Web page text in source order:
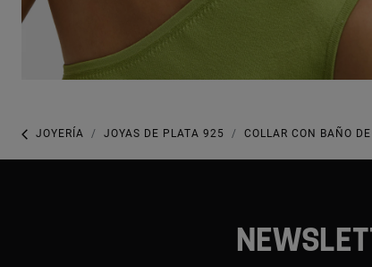
JOYERÍA JOYAS DE PLATA 925 COLLAR CON BAÑO